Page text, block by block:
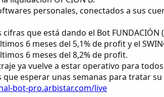
personales, conectados a sus
que está dando el Bot
6 meses del 5,1% de profit y el
6 meses del 8,2% de profit.
ya vuelve a estar operativo para
esperar unas semanas para tratar su
bot-pro.arbistar.com/live